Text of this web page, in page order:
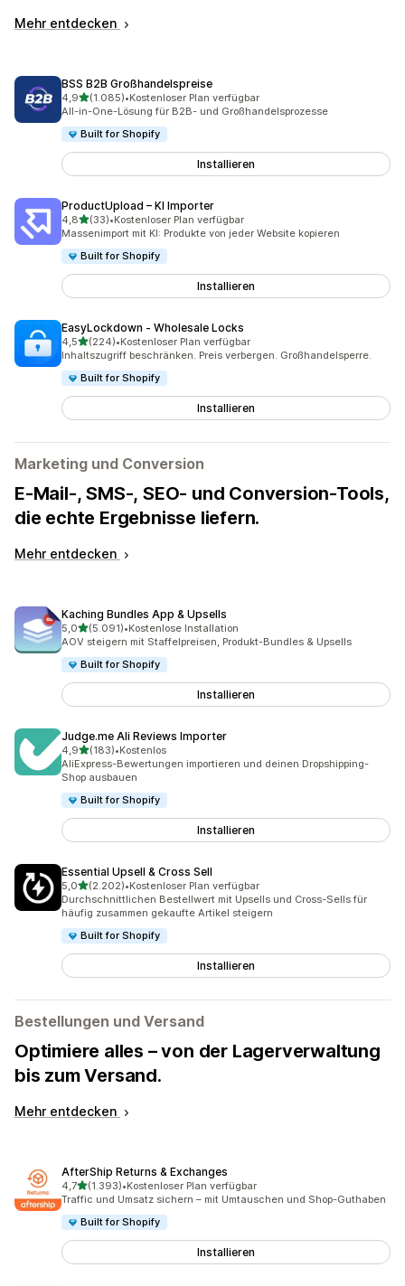
Mehr entdecken
BSS B2B Großhandelspreise
4,9von 5 Sternen
(1.085)
1085 Rezensionen insgesamt
•Kostenloser Plan verfügbar
All-in-One-Lösung für B2B- und Großhandelsprozesse
Built for Shopify
Installieren
ProductUpload – KI Importer
4,8von 5 Sternen
(33)
33 Rezensionen insgesamt
•Kostenloser Plan verfügbar
Massenimport mit KI: Produkte von jeder Website kopieren
Built for Shopify
Installieren
EasyLockdown ‑ Wholesale Locks
4,5von 5 Sternen
(224)
224 Rezensionen insgesamt
•Kostenloser Plan verfügbar
Inhaltszugriff beschränken. Preis verbergen. Großhandelsperre.
Built for Shopify
Installieren
Marketing und Conversion
E-Mail-, SMS-, SEO- und Conversion-Tools,
die echte Ergebnisse liefern.
Mehr entdecken
Kaching Bundles App & Upsells
5,0von 5 Sternen
(5.091)
5091 Rezensionen insgesamt
•Kostenlose Installation
AOV steigern mit Staffelpreisen, Produkt-Bundles & Upsells
Built for Shopify
Installieren
Judge.me Ali Reviews Importer
4,9von 5 Sternen
(183)
183 Rezensionen insgesamt
•Kostenlos
AliExpress-Bewertungen importieren und deinen Dropshipping-
Shop ausbauen
Built for Shopify
Installieren
Essential Upsell & Cross Sell
5,0von 5 Sternen
(2.202)
2202 Rezensionen insgesamt
•Kostenloser Plan verfügbar
Durchschnittlichen Bestellwert mit Upsells und Cross-Sells für
häufig zusammen gekaufte Artikel steigern
Built for Shopify
Installieren
Bestellungen und Versand
Optimiere alles – von der Lagerverwaltung
bis zum Versand.
Mehr entdecken
AfterShip Returns & Exchanges
4,7von 5 Sternen
(1.393)
1393 Rezensionen insgesamt
•Kostenloser Plan verfügbar
Traffic und Umsatz sichern – mit Umtauschen und Shop-Guthaben
Built for Shopify
Installieren